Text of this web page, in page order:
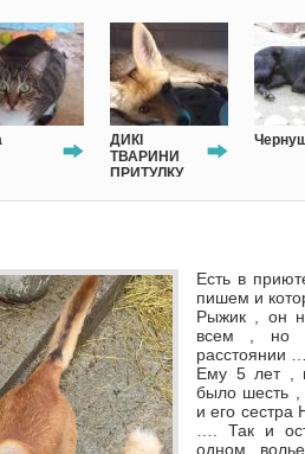
ДИКІ
ТВАРИНИ
ПРИТУЛКУ
Чернушка
Есть в
пишем и
Рыжик , он
всем , но
расстоянии ….
Ему 5 лет ,
было шесть
и его сестра
…. Так и
одном